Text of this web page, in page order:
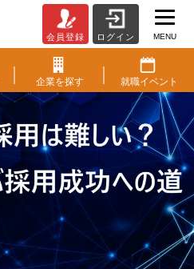
会員登録 ログイン MENU
企業を探す 就職イベント